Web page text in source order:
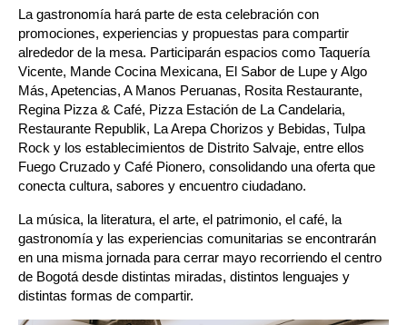
La gastronomía hará parte de esta celebración con
promociones, experiencias y propuestas para compartir
alrededor de la mesa. Participarán espacios como Taquería
Vicente, Mande Cocina Mexicana, El Sabor de Lupe y Algo
Más, Apetencias, A Manos Peruanas, Rosita Restaurante,
Regina Pizza & Café, Pizza Estación de La Candelaria,
Restaurante Republik, La Arepa Chorizos y Bebidas, Tulpa
Rock y los establecimientos de Distrito Salvaje, entre ellos
Fuego Cruzado y Café Pionero, consolidando una oferta que
conecta cultura, sabores y encuentro ciudadano.
La música, la literatura, el arte, el patrimonio, el café, la
gastronomía y las experiencias comunitarias se encontrarán
en una misma jornada para cerrar mayo recorriendo el centro
de Bogotá desde distintas miradas, distintos lenguajes y
distintas formas de compartir.